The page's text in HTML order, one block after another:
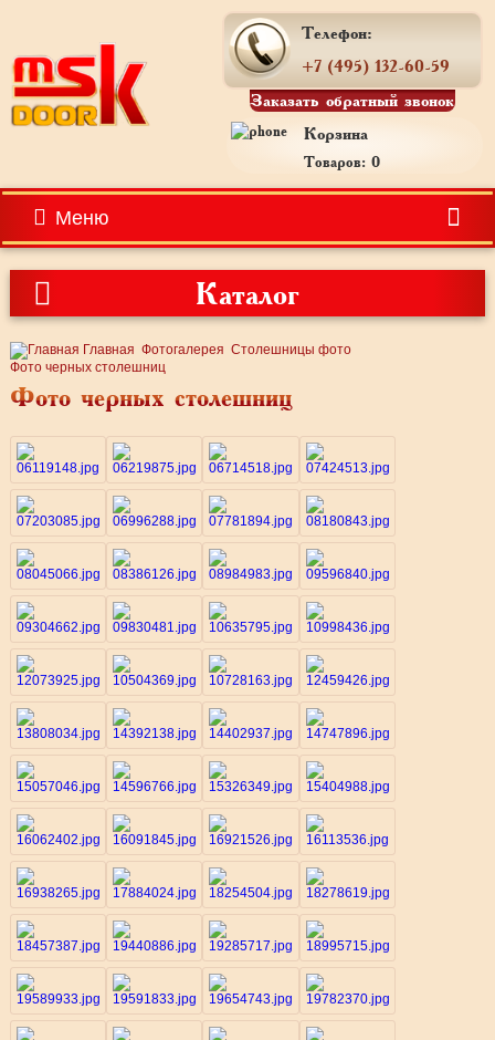
Телефон:
+7 (495) 132-60-59
Заказать обратный звонок
Корзина
Товаров: 0
Меню
Каталог
Главная Фотогалерея Столешницы фото
Фото черных столешниц
Фото черных столешниц